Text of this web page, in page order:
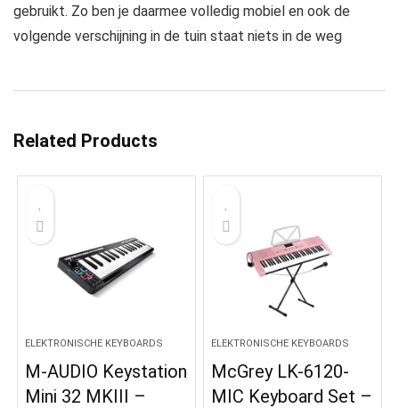
gebruikt. Zo ben je daarmee volledig mobiel en ook de
volgende verschijning in de tuin staat niets in de weg
Related Products
ELEKTRONISCHE KEYBOARDS
M-AUDIO Keystation
Mini 32 MKIII –
ELEKTRONISCHE KEYBOARDS
McGrey LK-6120-
MIC Keyboard Set –